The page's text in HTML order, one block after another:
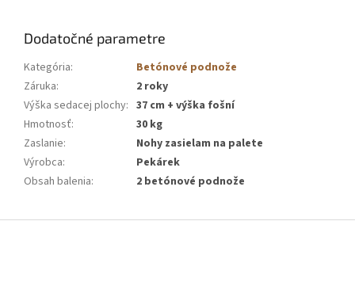
Dodatočné parametre
Kategória:
Betónové podnože
Záruka:
2 roky
Výška sedacej plochy: 37 cm + výška fošní
Hmotnosť:
30 kg
Zaslanie:
Nohy zasielam na palete
Výrobca:
Pekárek
Obsah balenia: 2 betónové podnože